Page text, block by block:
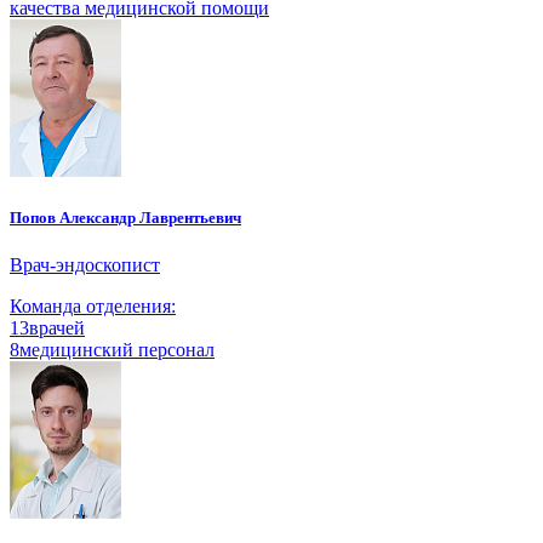
качества медицинской помощи
Попов Александр Лаврентьевич
Врач-эндоскопист
Команда отделения:
13врачей
8медицинский персонал